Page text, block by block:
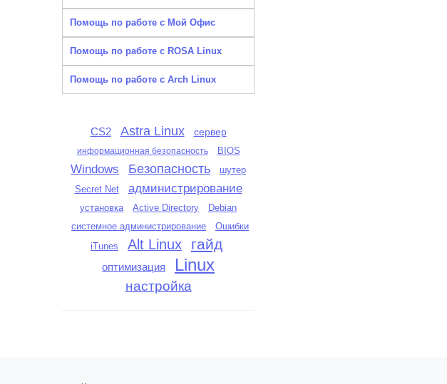
Помощь по работе с Мой Офис
Помощь по работе с ROSA Linux
Помощь по работе с Arch Linux
CS2 Astra Linux сервер
информационная безопасность BIOS
Windows Безопасность
шутер
Secret Net
администрирование
установка Active Directory
Debian
системное администрирование
Ошибки
iTunes
Alt Linux гайд
оптимизация Linux
настройка